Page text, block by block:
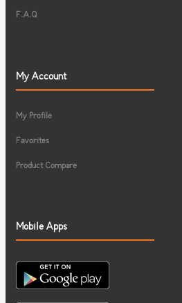
F.A.Q
My Account
My Profile
Favorites
Product Compare
Mobile Apps